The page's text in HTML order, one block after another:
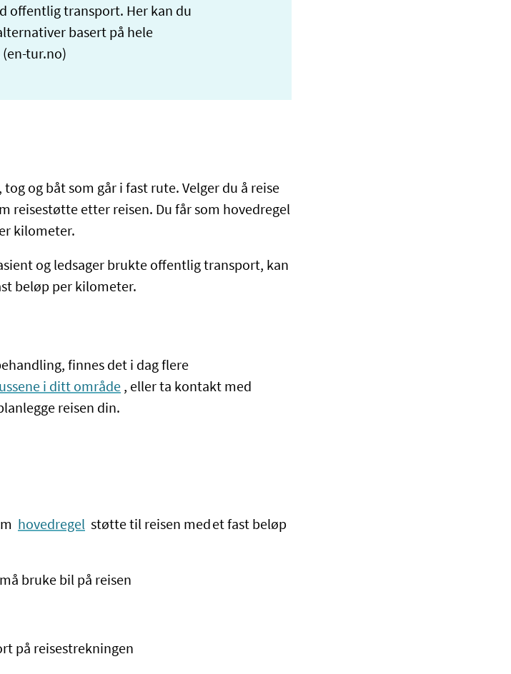
offentlig transport. Her kan du
basert på hele
tur.no)
og båt som går i fast rute. Velger du å reise
reisestøtte etter reisen. Du får som hovedregel
kilometer.
og ledsager brukte offentlig transport, kan
beløp per kilometer.
finnes det i dag flere
i ditt område , eller ta kontakt med
e reisen din.
hovedregel støtte til reisen med et fast beløp
må bruke bil på reisen
på reisestrekningen